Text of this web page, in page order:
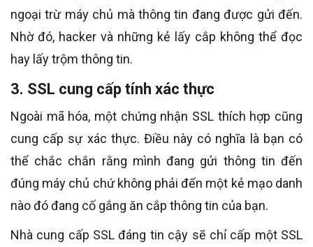
ngoại trừ máy chủ mà thông tin đang được gửi đến.
Nhờ đó, hacker và những kẻ lấy cắp không thể đọc
hay lấy trộm thông tin.
3. SSL cung cấp tính xác thực
Ngoài mã hóa, một chứng nhận SSL thích hợp cũng
cung cấp sự xác thực. Điều này có nghĩa là bạn có
thể chắc chắn rằng mình đang gửi thông tin đến
đúng máy chủ chứ không phải đến một kẻ mạo danh
nào đó đang cố gắng ăn cắp thông tin của bạn.
Nhà cung cấp SSL đáng tin cậy sẽ chỉ cấp một SSL